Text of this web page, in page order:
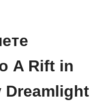
A Rift in
Dreamlight